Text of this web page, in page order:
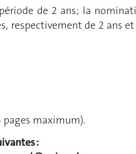
de 2 ans; la
respectivement de 2 ans
pages maximum).
: